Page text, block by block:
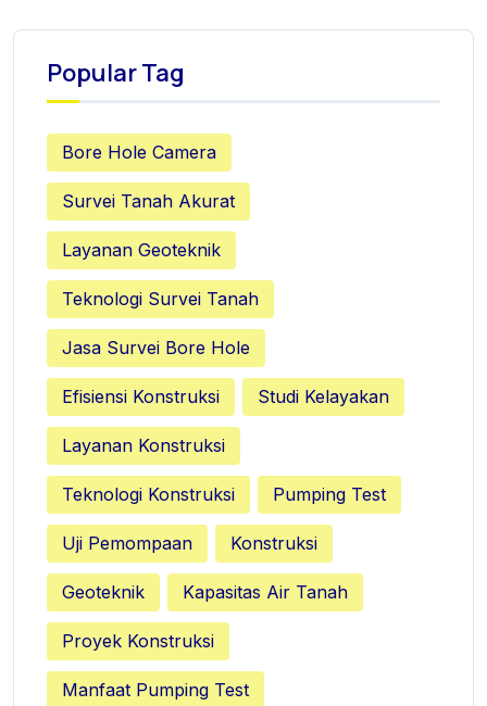
Popular Tag
Bore Hole Camera
Survei Tanah Akurat
Layanan Geoteknik
Teknologi Survei Tanah
Jasa Survei Bore Hole
Efisiensi Konstruksi Studi Kelayakan
Layanan Konstruksi
Teknologi Konstruksi Pumping Test
Uji Pemompaan Konstruksi
Geoteknik Kapasitas Air Tanah
Proyek Konstruksi
Manfaat Pumping Test